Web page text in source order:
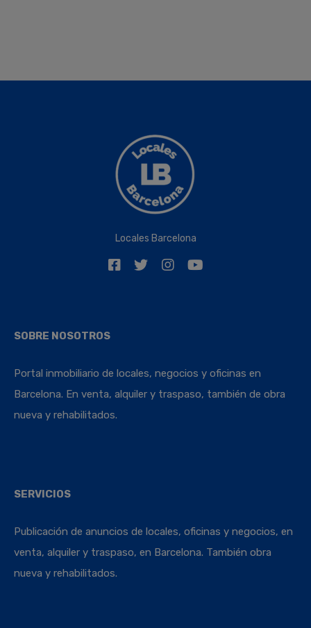
Locales Barcelona
SOBRE NOSOTROS
Portal inmobiliario de locales, negocios y oficinas en
Barcelona. En venta, alquiler y traspaso, también de obra
nueva y rehabilitados.
SERVICIOS
Publicación de anuncios de locales, oficinas y negocios, en
venta, alquiler y traspaso, en Barcelona. También obra
nueva y rehabilitados.